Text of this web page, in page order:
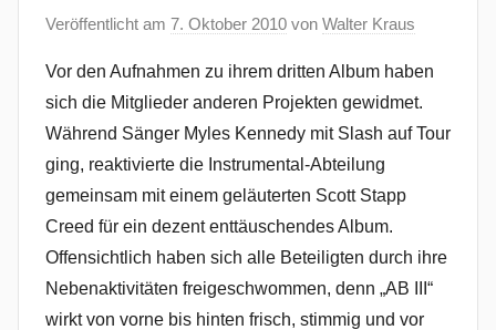
Veröffentlicht am 7. Oktober 2010 von Walter Kraus
Vor den Aufnahmen zu ihrem dritten Album haben
sich die Mitglieder anderen Projekten gewidmet.
Während Sänger Myles Kennedy mit Slash auf Tour
ging, reaktivierte die Instrumental-Abteilung
gemeinsam mit einem geläuterten Scott Stapp
Creed für ein dezent enttäuschendes Album.
Offensichtlich haben sich alle Beteiligten durch ihre
Nebenaktivitäten freigeschwommen, denn „AB III“
wirkt von vorne bis hinten frisch, stimmig und vor